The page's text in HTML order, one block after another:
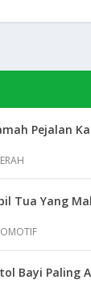
Pejalan
Tua Yang
Bayi Paling